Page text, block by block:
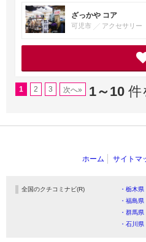
ざっかや コア
可児市 アクセサリー
1 2 3 次へ» 1～10 件
ホーム サイトマ
全国のクチコミナビ(R) ・栃木県
・福島県
・群馬県
・石川県